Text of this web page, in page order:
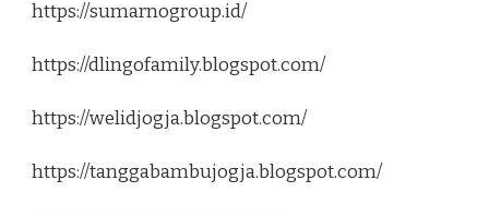
https://sumarnogroup.id/
https://dlingofamily.blogspot.com/
https://welidjogja.blogspot.com/
https://tanggabambujogja.blogspot.com/